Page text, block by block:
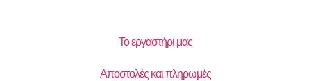
Το εργαστήρι μας
Αποστολές και πληρωμές